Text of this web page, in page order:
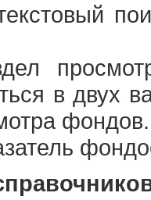
в двух
фондов.